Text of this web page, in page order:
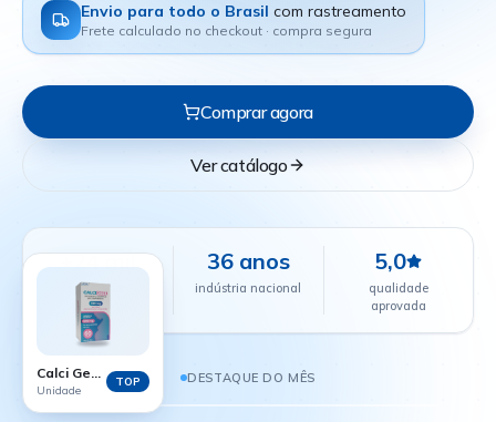
Envio para todo o Brasil com rastreamento
Frete calculado no checkout · compra segura
Comprar agora
Ver catálogo
+24 mil
farmácias
parceiras
36 anos
indústria nacional
5,0
qualidade
aprovada
DESTAQUE DO MÊS
Calci Gest - 60 comprimidos
Unidade
TOP